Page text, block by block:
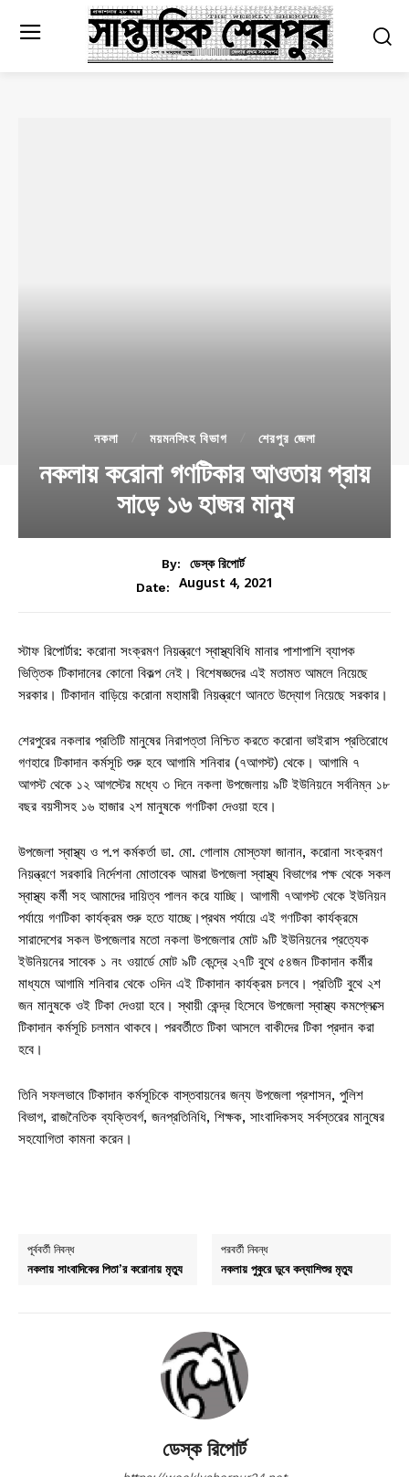
নকলা ময়মনসিংহ বিভাগ শেরপুর জেলা
নকলায় করোনা গণটিকার আওতায় প্রায়
সাড়ে ১৬ হাজর মানুষ
By:
ডেস্ক রিপোর্ট
Date:
August 4, 2021
স্টাফ রিপোর্টার: করোনা সংক্রমণ নিয়ন্ত্রণে স্বাস্থ্যবিধি মানার পাশাপাশি ব্যাপক
ভিত্তিক টিকাদানের কোনো বিকল্প নেই। বিশেষজ্ঞদের এই মতামত আমলে নিয়েছে
সরকার। টিকাদান বাড়িয়ে করোনা মহামারী নিয়ন্ত্রণে আনতে উদ্যোগ নিয়েছে সরকার।
শেরপুরের নকলার প্রতিটি মানুষের নিরাপত্তা নিশ্চিত করতে করোনা ভাইরাস প্রতিরোধে
গণহারে টিকাদান কর্মসূচি শুরু হবে আগামি শনিবার (৭আগস্ট) থেকে। আগামি ৭
আগস্ট থেকে ১২ আগস্টের মধ্যে ৩ দিনে নকলা উপজেলায় ৯টি ইউনিয়নে সর্বনিম্ন ১৮
বছর বয়সীসহ ১৬ হাজার ২শ মানুষকে গণটিকা দেওয়া হবে।
উপজেলা স্বাস্থ্য ও প.প কর্মকর্তা ডা. মো. গোলাম মোস্তফা জানান, করোনা সংক্রমণ
নিয়ন্ত্রণে সরকারি নির্দেশনা মোতাবেক আমরা উপজেলা স্বাস্থ্য বিভাগের পক্ষ থেকে সকল
স্বাস্থ্য কর্মী সহ আমাদের দায়িত্ব পালন করে যাচ্ছি। আগামী ৭আগস্ট থেকে ইউনিয়ন
পর্যায়ে গণটিকা কার্যক্রম শুরু হতে যাচ্ছে।প্রথম পর্যায়ে এই গণটিকা কার্যক্রমে
সারাদেশের সকল উপজেলার মতো নকলা উপজেলার মোট ৯টি ইউনিয়নের প্রত্যেক
ইউনিয়নের সাবেক ১ নং ওয়ার্ডে মোট ৯টি কেন্দ্রে ২৭টি বুথে ৫৪জন টিকাদান কর্মীর
মাধ্যমে আগামি শনিবার থেকে ৩দিন এই টিকাদান কার্যক্রম চলবে। প্রতিটি বুথে ২শ
জন মানুষকে ওই টিকা দেওয়া হবে। স্থায়ী কেন্দ্র হিসেবে উপজেলা স্বাস্থ্য কমপ্লেক্সে
টিকাদান কর্মসূচি চলমান থাকবে। পরবর্তীতে টিকা আসলে বাকীদের টিকা প্রদান করা
হবে।
তিনি সফলভাবে টিকাদান কর্মসূচিকে বাস্তবায়নের জন্য উপজেলা প্রশাসন, পুলিশ
বিভাগ, রাজনৈতিক ব্যক্তিবর্গ, জনপ্রতিনিধি, শিক্ষক, সাংবাদিকসহ সর্বস্তরের মানুষের
সহযোগিতা কামনা করেন।
পূর্ববর্তী নিবন্ধ
নকলায় সাংবাদিকের পিতা’র করোনায় মৃত্যু
পরবর্তী নিবন্ধ
নকলায় পুকুরে ডুবে কন্যাশিশুর মৃত্যু
ডেস্ক রিপোর্ট